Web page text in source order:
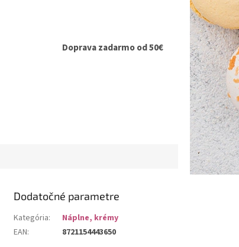
Doprava zadarmo od 50€
Dodatočné parametre
Kategória:
Náplne, krémy
EAN: 8721154443650